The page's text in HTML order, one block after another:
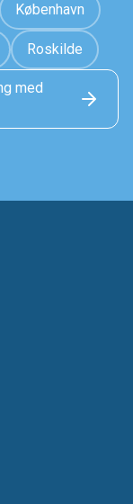
København
Roskilde
med